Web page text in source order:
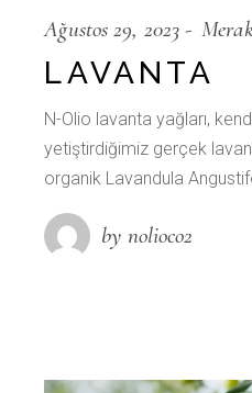
Ağustos 29, 2023
LAVANTA
N-Olio lavanta yağları,
yetiştirdiğimiz gerçek
organik Lavandula
by nolioco2